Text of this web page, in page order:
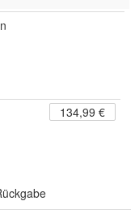
134,99 €